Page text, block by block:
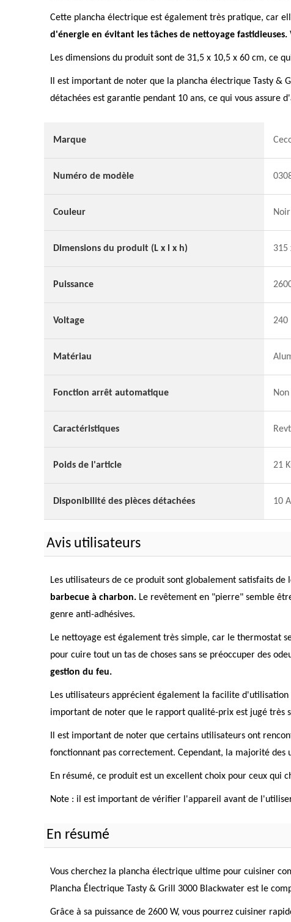
Cette plancha électrique est également très pratique, car
d'énergie en évitant les tâches de nettoyage fastidieuses.
Les dimensions du produit sont de 31,5 x 10,5 x 60 cm, ce
Il est important de noter que la plancha électrique Tasty
détachées est garantie pendant 10 ans, ce qui vous assure
Marque
Numéro de modèle
Couleur Noir
Dimensions du produit (L x l x h) 315
Puissance
Voltage 240
Matériau
Fonction arrêt automatique Non
Caractéristiques
Poids de l'article 21
Disponibilité des pièces détachées 10
Avis utilisateurs
Les utilisateurs de ce produit sont globalement satisfaits de
barbecue à charbon. Le revêtement en "pierre" semble
genre anti-adhésives.
Le nettoyage est également très simple, car le thermostat
pour cuire tout un tas de choses sans se préoccuper des
gestion du feu.
Les utilisateurs apprécient également la facilite
important de noter que le rapport qualité-prix est jugé très
Il est important de noter que certains utilisateurs ont
fonctionnant pas correctement. Cependant, la majorité
En résumé, ce produit est un excellent choix pour ceux qui
Note : il est important de vérifier l'appareil avant de
En résumé
Vous cherchez la plancha électrique ultime pour cuisiner
Plancha Électrique Tasty & Grill 3000 Blackwater est le
Grâce à sa puissance de 2600 W, vous pourrez cuisiner